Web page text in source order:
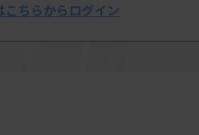
こちらからログイン